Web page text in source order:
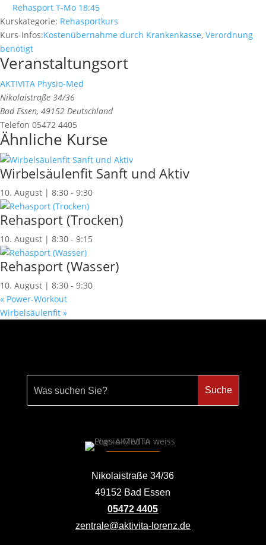
Rehasport T-Mo 18:45
Kurskategorie: Rehasportkurs
Kurs-Infos:Kostenübernahme durch Krankenkasse, Verordnung
benötigt
Veranstaltungsort
AKTIVITA Physio-Med
Nikolaistraße 34/36
Bad Essen, 49152 Deutschland
Telefon 05472 4405
Ähnliche Kurse
Wirbelsäulenfit Sanft und Aktiv
10. August | 8:30 - 9:30
Rehasport (Trocken)
10. August | 8:30 - 9:15
Rehasport (Wasser)
10. August | 8:30 - 9:30
« Power-Workout
Wirbelsäulenfit »
Nikolaistraße 34/36
49152 Bad Essen
05472 4405
zentrale@aktivita-lorenz.de